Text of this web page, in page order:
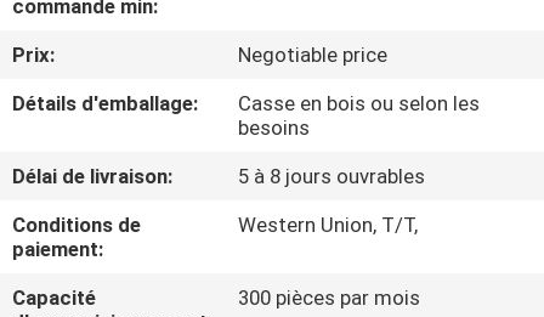
VISITE
D'USINE
DE
LA
QUALITÉ
commande min:
Prix:
Negotiable price
Détails d'emballage:
Casse en bois ou selon les
besoins
Délai de livraison:
5 à 8 jours ouvrables
Conditions de
paiement:
Western Union, T/T,
Capacité
300 pièces par mois